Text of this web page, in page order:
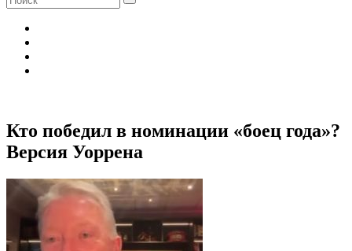
Кто победил в номинации «боец года»?
Версия Уоррена